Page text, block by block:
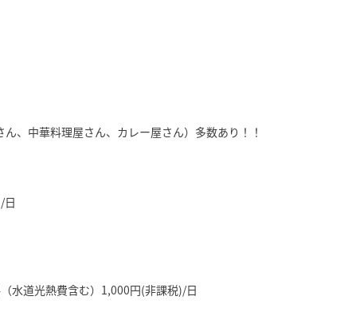
、中華料理屋さん、カレー屋さん）多数あり！！
日
水道光熱費含む）1,000円(非課税)/日